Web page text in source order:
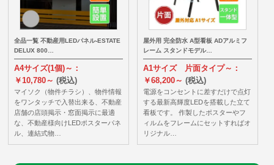
全品一覧 不動産用LEDパネル-ESTATE
DELUX 800…
A4サイズ(1個)～：
￥10,780～(税込)
マイソク（物件チラシ）、物件情報
をワンタッチで入替出来る、不動産
店舗の店頭掲示・窓面掲示に最適
な、不動産様向けLEDポスターパネ
ル、連結式物…
屋外用 完全防水 A型看板 ADアルミフ
レーム スタンドモデル…
A1サイズ 片面タイプ～：
￥68,200～ (税込)
電源をコンセントに差すだけで点灯
する最新高輝度LEDを搭載した立て
看板です。 作製したポスターやフ
ィルムをフレームにセットすればオ
リジナル…